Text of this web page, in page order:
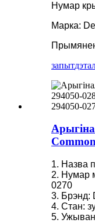
Нумар
Марка:
запыт
1. Назва
2. Нумар
0270
3. Брэнд:
4. Стан:
5.